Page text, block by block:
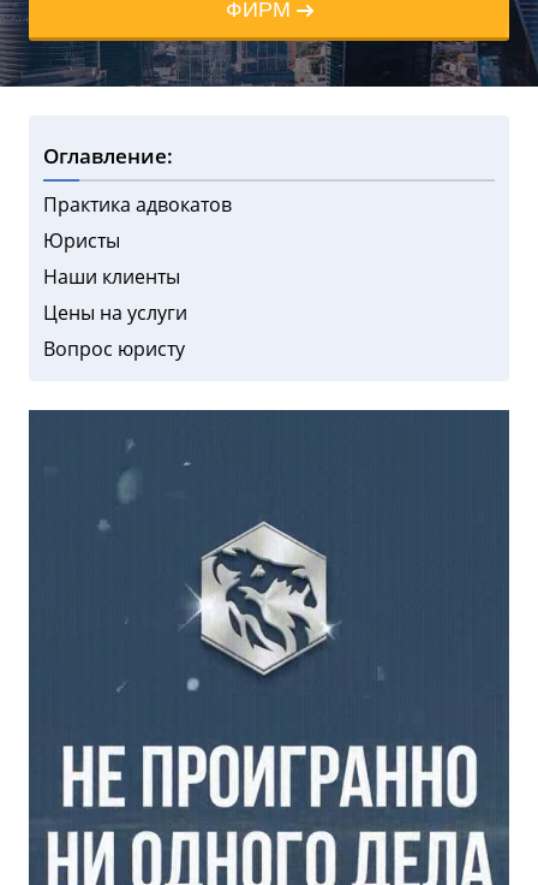
ФИРМ
Оглавление:
Практика адвокатов
Юристы
Наши клиенты
Цены на услуги
Вопрос юристу